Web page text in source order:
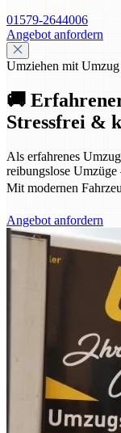
01579-2644006
Angebot anfordern
Umziehen mit
🚚
Stressfrei &
Als erfahrenes
reibungslose
Mit modernen
Angebot anfordern